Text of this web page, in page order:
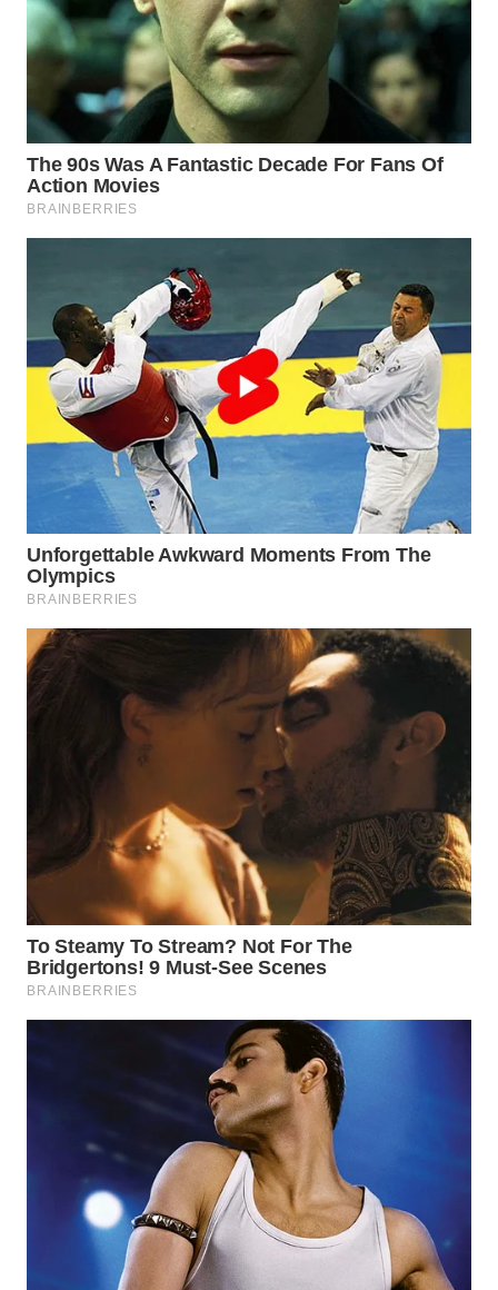
WN
NATUNA
WN
BINTAN
WN
LIKUPANG
WN
LABUANBAJO
WN
BORNEO
Wahana
Media
Group
WAHANA
ADVOKAT
INFRASTRUKTUR
WAHANA
KONSUMEN
WAHANA
WAHANA